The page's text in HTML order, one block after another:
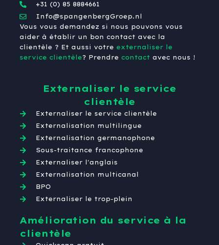
+31 (0) 85 8884661
Info@spangenbergGroep.nl
Vous vous demandez si nous pouvons vous
aider à établir un bon contact avec la
clientèle ? Et aussi votre externaliser le
service clientèle? Prendre contact avec nous !
Externaliser le service
clientèle
Externaliser le service clientèle
Externalisation multilingue
Externalisation germanophone
Sous-traitance francophone
Externaliser l'anglais
Externalisation multicanal
BPO
Externaliser le trop-plein
Amélioration du service à la
clientèle